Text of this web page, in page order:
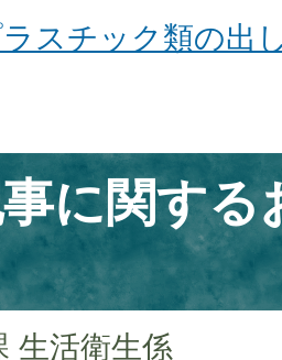
スチック類の出
に関する
生活衛生係